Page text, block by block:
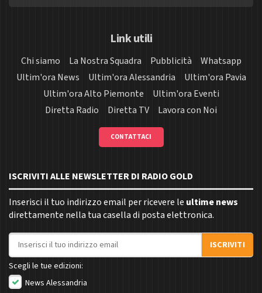
Link utili
Chi siamo La Nostra Squadra Pubblicità
Whatsapp
Ultim'ora News
Ultim'ora Alessandria
Ultim'ora Pavia
Ultim'ora Alto Piemonte
Ultim'ora Eventi
Diretta Radio
Diretta TV Lavora con Noi
CONTATTACI
ISCRIVITI ALLE NEWSLETTER DI RADIO GOLD
Inserisci il tuo indirizzo email per ricevere le ultime news
direttamente nella tua casella di posta elettronica.
Indirizzo email
ISCRIVITI
Scegli le tue edizioni:
News Alessandria